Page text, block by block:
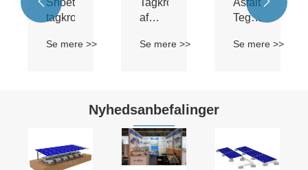
tagkrog
Se mere >>
af
Se mere >>
Tegl
Se mere >>
Nyhedsanbefalinger